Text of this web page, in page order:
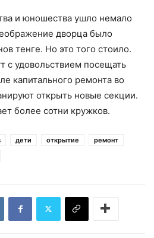
и юношества ушло немало
дворца было
тенге. Но это того стоило.
с удовольствием посещать
капитального ремонта во
открыть новые секции.
более сотни кружков.
дети открытие
ремонт